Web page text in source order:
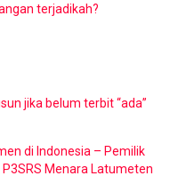
terjadikah?
jika belum terbit “ada”
di Indonesia – Pemilik
P3SRS Menara Latumeten